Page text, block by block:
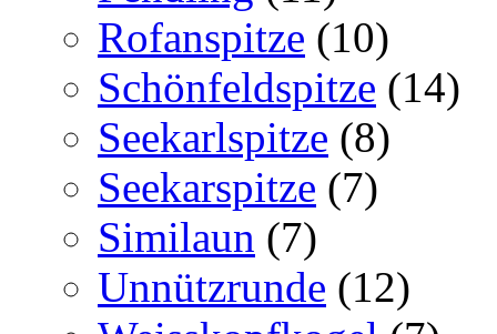
Rofanspitze (10)
Schönfeldspitze (14)
Seekarlspitze (8)
Seekarspitze (7)
Similaun (7)
Unnützrunde (12)